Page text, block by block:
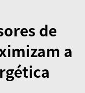
de
a